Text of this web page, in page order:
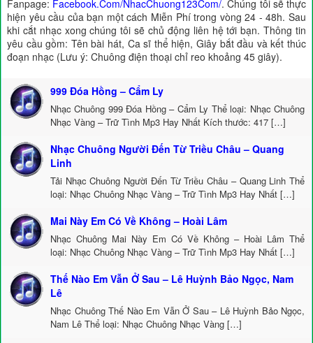
Fanpage: Facebook.Com/NhacChuong123Com/. Chúng tôi sẽ thực
hiện yêu cầu của bạn một cách Miễn Phí trong vòng 24 - 48h. Sau
khi cắt nhạc xong chúng tôi sẽ chủ động liên hệ tới bạn. Thông tin
yêu cầu gồm: Tên bài hát, Ca sĩ thể hiện, Giây bắt đầu và kết thúc
đoạn nhạc (Lưu ý: Chuông điện thoại chỉ reo khoảng 45 giây).
999 Đóa Hồng – Cẩm Ly
Nhạc Chuông 999 Đóa Hồng – Cẩm Ly Thể loại: Nhạc Chuông
Nhạc Vàng – Trữ Tình Mp3 Hay Nhất Kích thước: 417 […]
Nhạc Chuông Người Đến Từ Triều Châu – Quang
Linh
Tải Nhạc Chuông Người Đến Từ Triều Châu – Quang Linh Thể
loại: Nhạc Chuông Nhạc Vàng – Trữ Tình Mp3 Hay Nhất […]
Mai Này Em Có Về Không – Hoài Lâm
Nhạc Chuông Mai Này Em Có Về Không – Hoài Lâm Thể
loại: Nhạc Chuông Nhạc Vàng – Trữ Tình Mp3 Hay Nhất […]
Thế Nào Em Vẫn Ở Sau – Lê Huỳnh Bảo Ngọc, Nam
Lê
Nhạc Chuông Thế Nào Em Vẫn Ở Sau – Lê Huỳnh Bảo Ngọc,
Nam Lê Thể loại: Nhạc Chuông Nhạc Vàng […]